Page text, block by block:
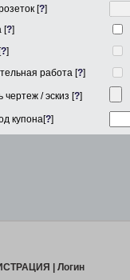
[?]
[?]
?]
работа [?]
чертеж / эскиз [?]
купона[?]
Логин